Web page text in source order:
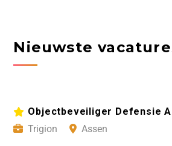
Nieuwste
Objectbeveiliger Defensie
Trigion
Assen